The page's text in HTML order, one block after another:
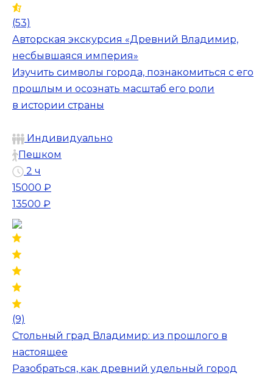
(53)
Авторская экскурсия «Древний Владимир,
несбывшаяся империя»
Изучить символы города, познакомиться с его
прошлым и осознать масштаб его роли
в истории страны
Индивидуально
Пешком
2 ч
15000 ₽
13500 ₽
(9)
Стольный град Владимир: из прошлого в
настоящее
Разобраться, как древний удельный город